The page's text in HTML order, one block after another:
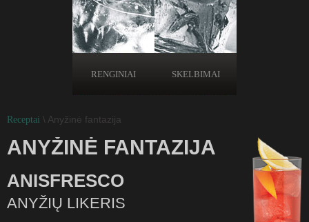
RENGINIAI SKELBIMAI
Receptai \ Anyžinė fantazija
ANYŽINĖ FANTAZIJA
ANISFRESCO
ANYŽIŲ LIKERIS